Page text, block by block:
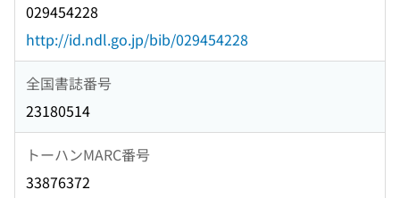
029454228
http://id.ndl.go.jp/bib/029454228
全国書誌番号
23180514
トーハンMARC番号
33876372